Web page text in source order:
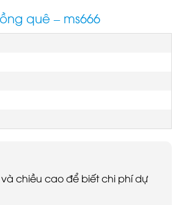
quê – ms666
chiều cao để biết chi phí dự